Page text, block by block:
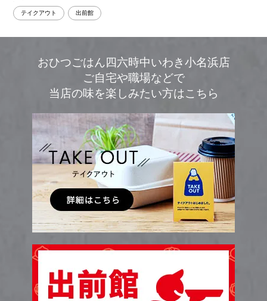
テイクアウト 出前館
おひつごはん四六時中いわき小名浜店
ご自宅や職場などで
当店の味を楽しみたい方はこちら